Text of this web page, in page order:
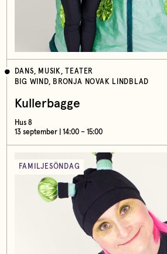
DANS, MUSIK, TEATER
BIG WIND, BRONJA NOVAK LINDBLAD
Kullerbagge
Hus 8
13 september | 14:00 – 15:00
FAMILJESÖNDAG